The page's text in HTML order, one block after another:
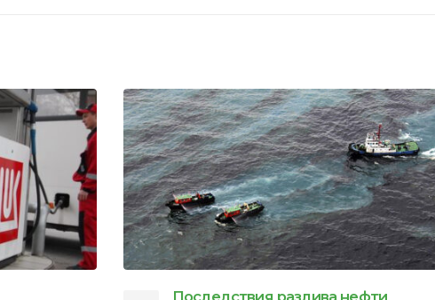
Черноморский тренинговый центр